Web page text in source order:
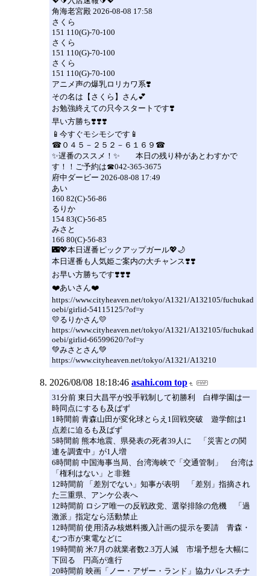
角海老宮殿 2026-08-08 17:58
さくら
151 110(G)-70-100
さくら
151 110(G)-70-100
さくら
151 110(G)-70-100
アニメ声の爆乳ロリカワ系❣️
その名は【さくら】さん💕
お勉強終えての只今スタートです❣️
早い方勝ち❣️❣️❣️
📱今すぐモシモシです📱
☎０４５－２５２－６１６９☎
✨遅番のススメ！✨ 本日の残り枠があとわすかで
す！！ご予約は☎042-365-3675
府中ダービー 2026-08-08 17:49
あい
160 82(C)-56-86
るりか
154 83(C)-56-85
みさと
166 80(C)-56-83
🌃💖本日遅番ピックアップガール💖🌙
本日遅番も人気姫ご案内の大チャンス❣️❣️
お早い方勝ちです❣️❣️❣️
❤️あいさん❤️
https://www.cityheaven.net/tokyo/A1321/A132105/fuchukad
oebi/girlid-54115125/?of=y
💛るりかさん💛
https://www.cityheaven.net/tokyo/A1321/A132105/fuchukad
oebi/girlid-66599620/?of=y
💚みさとさん💚
https://www.cityheaven.net/tokyo/A1321/A13210
2026/08/08 18:18:46 asahi.com top
31分前 東日大昌平が投手戦制して初勝利 白樺学園は一
時同点にするも及ばず
1時間前 青森山田が変化球とらえ1回戦突破 遊学館は1
点差に迫るも及ばず
5時間前 熊本地震、県発表の死者39人に 「災害との関
連を調査中」が1人増
6時間前 中国海事当局、台湾海峡で「交通管制」 台湾は
「権利はない」と非難
12時間前 「差別でない」知事が表明 「差別」指摘され
た三重県、アンケ公表へ
12時間前 ロシア唯一の反戦政党、選挙排除の危機 「過
激派」指定なら活動禁止
12時間前 使用済み核燃料搬入計画の提示を要請 青森・
むつ市が東電などに
19時間前 米7月の就業者数2.3万人減 市場予想を大幅に
下回る 円高が進行
20時間前 映画「ノー・アザー・ランド」協力パレスチナ